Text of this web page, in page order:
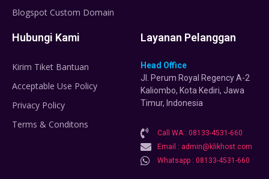
Blogspot Custom Domain
Hubungi Kami
Kirim Tiket Bantuan
Acceptable Use Policy
Privacy Policy
Terms & Conditons
Layanan Pelanggan
Head Office
Jl. Perum Royal Regency A-2
Kaliombo, Kota Kediri, Jawa
Timur, Indonesia
Call WA : 08133-4531-660
Email : admin@klikhost.com
Whatsapp : 08133-4531-660